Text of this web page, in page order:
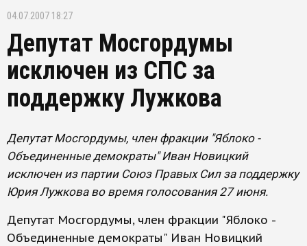
04.07.2007 18:27
Депутат Мосгордумы
исключен из СПС за
поддержку Лужкова
Депутат Мосгордумы, член фракции "Яблоко -
Объединенные демократы" Иван Новицкий
исключен из партии Союз Правых Сил за поддержку
Юрия Лужкова во время голосования 27 июня.
Депутат Мосгордумы, член фракции "Яблоко -
Объединенные демократы" Иван Новицкий